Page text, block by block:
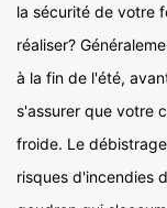
la sécurité de votre
réaliser?
à la fin de l'été,
s'assurer que votre
froide. Le
risques d'incendies